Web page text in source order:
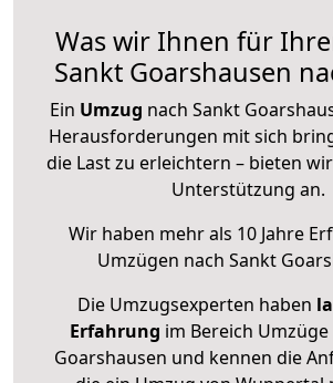
Was wir Ihnen für
Sankt Goarshausen
Ein Umzug nach Sankt
Herausforderungen mit sich
die Last zu erleichtern – bieten
Unterstützung an.
Wir haben mehr als 10 Jahre
Umzügen nach Sankt
Die Umzugsexperten haben
Erfahrung im Bereich
Goarshausen und kennen die